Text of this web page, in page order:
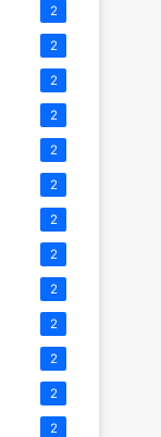
2
2
2
2
2
2
2
2
2
2
2
2
2